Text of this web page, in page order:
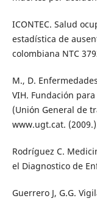
ICONTEC. Salud
estadística de
colombiana NTC
M., D.
VIH. Fundación
(Unión General de
www.ugt.cat.
Rodríguez C.
el Diagnostico de
Guerrero J, G.G.